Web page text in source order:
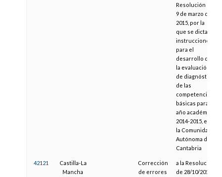
Resolución de
9 de marzo de
2015, por la
que se dictan
instrucciones
para el
desarrollo de
la evaluación
de diagnóstico
de las
competencias
básicas para el
año académico
2014-2015, en
la Comunidad
Autónoma de
Cantabria
42121
Castilla-La
Mancha
Corrección
de errores
a la Resolución
de 28/10/2010,